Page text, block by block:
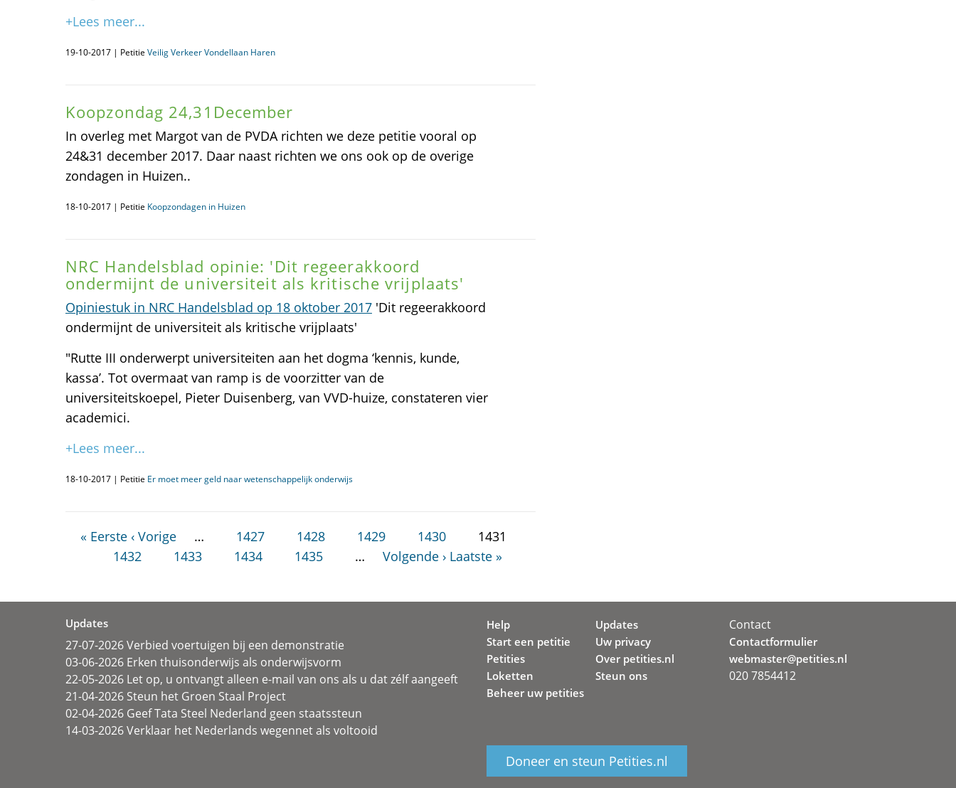
+Lees meer...
19-10-2017 | Petitie Veilig Verkeer Vondellaan Haren
Koopzondag 24,31December
In overleg met Margot van de PVDA richten we deze petitie vooral op
24&31 december 2017. Daar naast richten we ons ook op de overige
zondagen in Huizen..
18-10-2017 | Petitie Koopzondagen in Huizen
NRC Handelsblad opinie: 'Dit regeerakkoord
ondermijnt de universiteit als kritische vrijplaats'
Opiniestuk in NRC Handelsblad op 18 oktober 2017 'Dit regeerakkoord
ondermijnt de universiteit als kritische vrijplaats'
"Rutte III onderwerpt universiteiten aan het dogma ‘kennis, kunde,
kassa’. Tot overmaat van ramp is de voorzitter van de
universiteitskoepel, Pieter Duisenberg, van VVD-huize, constateren vier
academici.
+Lees meer...
18-10-2017 | Petitie Er moet meer geld naar wetenschappelijk onderwijs
« Eerste ‹ Vorige … 1427 1428 1429 1430
1431
1432
1433 1434 1435 … Volgende › Laatste »
Updates
27-07-2026 Verbied voertuigen bij een demonstratie
03-06-2026 Erken thuisonderwijs als onderwijsvorm
22-05-2026 Let op, u ontvangt alleen e-mail van ons als u dat zélf aangeeft
21-04-2026 Steun het Groen Staal Project
02-04-2026 Geef Tata Steel Nederland geen staatssteun
14-03-2026 Verklaar het Nederlands wegennet als voltooid
Help
Start een petitie
Petities
Loketten
Beheer uw petities
Updates
Uw privacy
Over petities.nl
Steun ons
Doneer en steun Petities.nl
Contact
Contactformulier
webmaster@petities.nl
020 7854412